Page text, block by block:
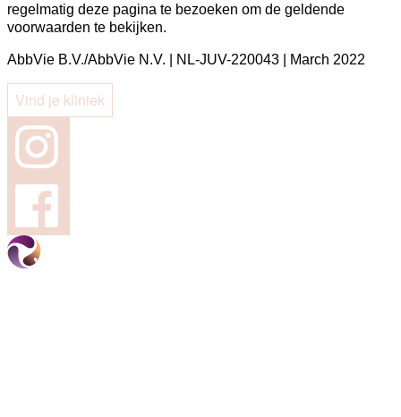
regelmatig deze pagina te bezoeken om de geldende
voorwaarden te bekijken.
AbbVie B.V./AbbVie N.V. | NL-JUV-220043 | March 2022
Vind je kliniek